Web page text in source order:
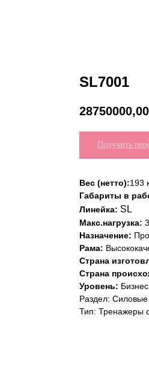
SL7001
28750000,00
Получить
Вес (нетто):193
Габариты в
Линейка: SL
Макс.нагрузка:
Назначение:
Рама:
Страна
Страна
Уровень: Бизнес
Раздел:
Тип: Тренажеры